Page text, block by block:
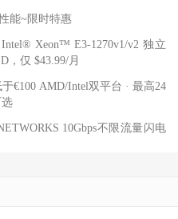
能~限时特惠
Xeon™ E3-1270v1/v2 独立
，仅 $43.99/月
€100 AMD/Intel双平台 · 最高24
10Gbps不限流量闪电